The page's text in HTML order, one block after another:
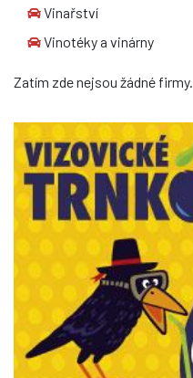
Vinařství
Vinotéky a vinárny
Zatím zde nejsou žádné firmy.